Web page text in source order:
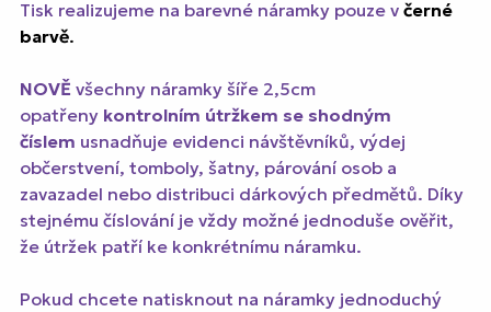
Tisk realizujeme na barevné náramky pouze v černé
barvě.
NOVĚ všechny náramky šíře 2,5cm
opatřeny kontrolním útržkem se shodným
číslem usnadňuje evidenci návštěvníků, výdej
občerstvení, tomboly, šatny, párování osob a
zavazadel nebo distribuci dárkových předmětů. Díky
stejnému číslování je vždy možné jednoduše ověřit,
že útržek patří ke konkrétnímu náramku.
Pokud chcete natisknout na náramky jednoduchý